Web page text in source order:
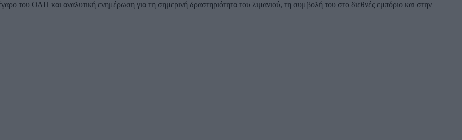
του ΟΛΠ και αναλυτική ενημέρωση για τη σημερινή δραστηριότητα του λιμανιού, τη συμβολή του στο διεθνές εμπόριο και στην